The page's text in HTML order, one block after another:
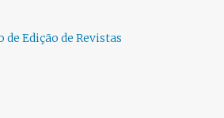
Edição de Revistas